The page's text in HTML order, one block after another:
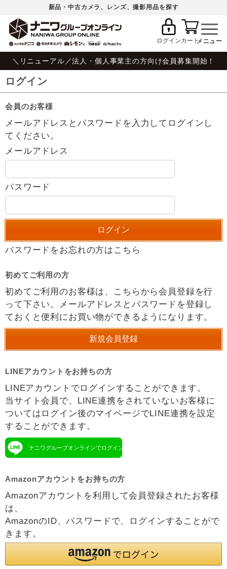
新品・中古カメラ、レンズ、撮影用品を探す
ログインカート
＼リニューアル／法人・個人事業主の方向け会員募集開始！
ログイン
会員のお客様
メールアドレスとパスワードを入力してログインし
てください。
メールアドレス
パスワード
パスワードをお忘れの方はこちら
初めてご利用の方
初めてご利用のお客様は、こちらから会員登録を行
って下さい。メールアドレスとパスワードを登録し
ておくと便利にお買い物ができるようになります。
LINEアカウントをお持ちの方
LINEアカウントでログインすることができます。
当サイト会員で、LINE連携をされていないお客様に
ついてはログイン後のマイページでLINE連携を設定
することができます。
ナニワグループオンラインでログイン
Amazonアカウントをお持ちの方
Amazonアカウントを利用して会員登録されたお客様
は、
AmazonのID、パスワードで、ログインすることがで
きます。